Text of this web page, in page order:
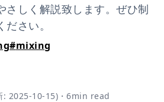
さしく解説致します。ぜひ制
さい。
#mixing
: 2025-10-15) ・6min read